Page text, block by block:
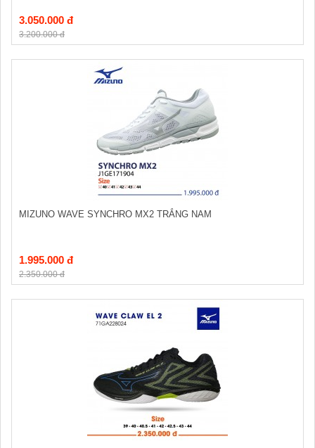
3.050.000 đ
3.200.000 đ
MIZUNO WAVE SYNCHRO MX2 TRẮNG NAM
1.995.000 đ
2.350.000 đ